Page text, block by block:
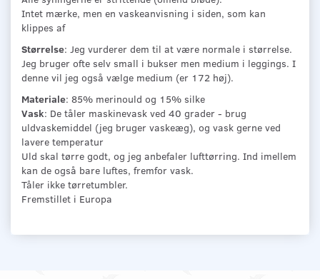
Intet mærke, men en vaskeanvisning i siden, som kan
klippes af
Størrelse: Jeg vurderer dem til at være normale i størrelse.
Jeg bruger ofte selv small i bukser men medium i leggings. I
denne vil jeg også vælge medium (er 172 høj).
Materiale: 85% merinould og 15% silke
Vask: De tåler maskinevask ved 40 grader - brug
uldvaskemiddel (jeg bruger vaskeæg), og vask gerne ved
lavere temperatur
Uld skal tørre godt, og jeg anbefaler lufttørring. Ind imellem
kan de også bare luftes, fremfor vask.
Tåler ikke tørretumbler.
Fremstillet i Europa